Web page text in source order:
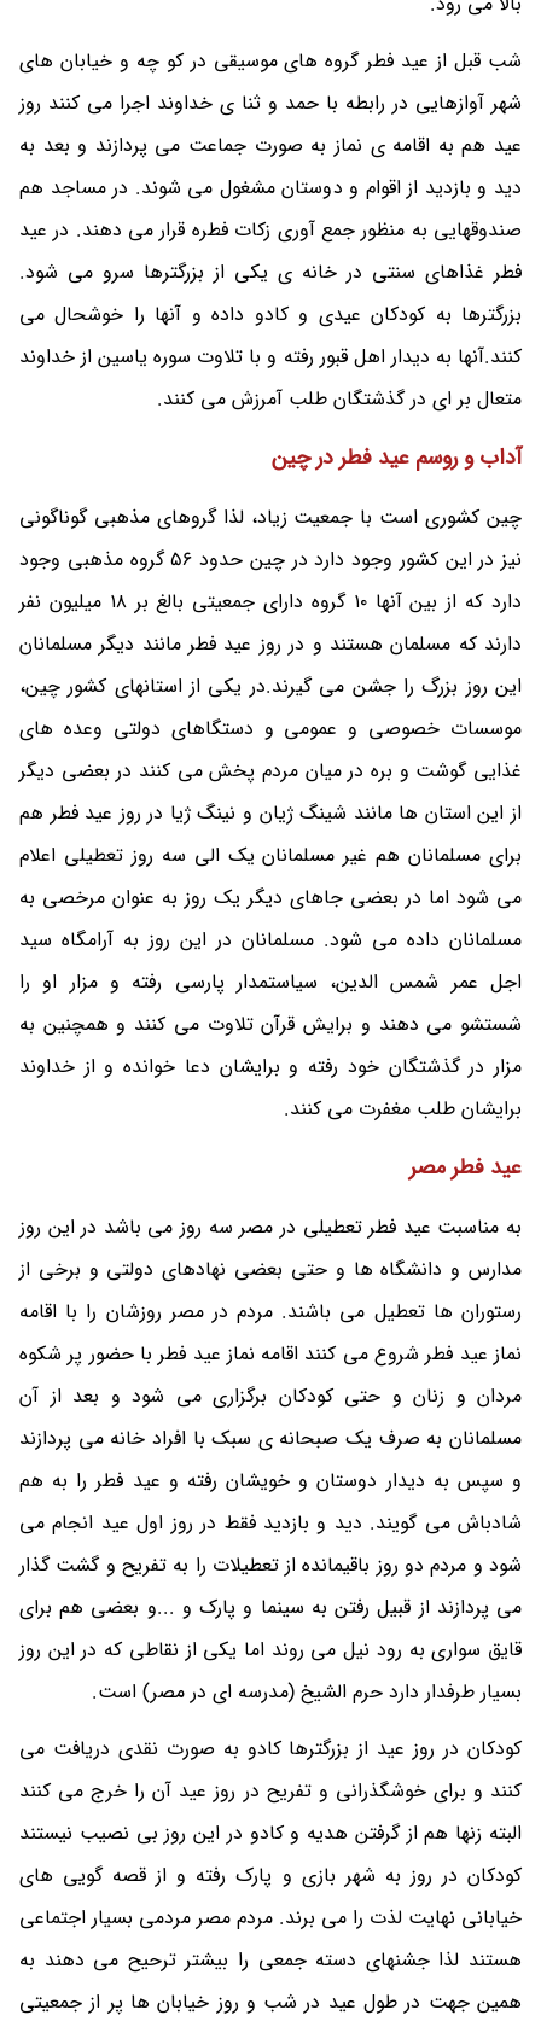
شب قبل از عید فطر گروه های موسیقی در کو چه و خیابان های
شهر آوازهایی در رابطه با حمد و ثنا ی خداوند اجرا می کنند روز
عید هم به اقامه ی نماز به صورت جماعت می پردازند و بعد به
دید و بازدید از اقوام و دوستان مشغول می شوند. در مساجد هم
صندوقهایی به منظور جمع آوری زکات فطره قرار می دهند. در عید
فطر غذاهای سنتی در خانه ی یکی از بزرگترها سرو می شود.
بزرگترها به کودکان عیدی و کادو داده و آنها را خوشحال می
کنند.آنها به دیدار اهل قبور رفته و با تلاوت سوره یاسین از خداوند
متعال بر ای در گذشتگان طلب آمرزش می کنند.
آداب و روسم عید فطر در چین
چین کشوری است با جمعیت زیاد، لذا گروهای مذهبی گوناگونی
نیز در این کشور وجود دارد در چین حدود 56 گروه مذهبی وجود
دارد که از بین آنها ١٠ گروه دارای جمعیتی بالغ بر ١٨ میلیون نفر
دارند که مسلمان هستند و در روز عید فطر مانند دیگر مسلمانان
این روز بزرگ را جشن می گیرند.در یکی از استانهای کشور چین،
موسسات خصوصی و عمومی و دستگاهای دولتی وعده های
غذایی گوشت و بره در میان مردم پخش می کنند در بعضی دیگر
از این استان ها مانند شینگ ژیان و نینگ ژیا در روز عید فطر هم
برای مسلمانان هم غیر مسلمانان یک الی سه روز تعطیلی اعلام
می شود اما در بعضی جاهای دیگر یک روز به عنوان مرخصی به
مسلمانان داده می شود. مسلمانان در این روز به آرامگاه سید
اجل عمر شمس الدین، سیاستمدار پارسی رفته و مزار او را
شستشو می دهند و برایش قرآن تلاوت می کنند و همچنین به
مزار در گذشتگان خود رفته و برایشان دعا خوانده و از خداوند
برایشان طلب مغفرت می کنند.
عید فطر مصر
به مناسبت عید فطر تعطیلی در مصر سه روز می باشد در این روز
مدارس و دانشگاه ها و حتی بعضی نهادهای دولتی و برخی از
رستوران ها تعطیل می باشند. مردم در مصر روزشان را با اقامه
نماز عید فطر شروع می کنند اقامه نماز عید فطر با حضور پر شکوه
مردان و زنان و حتی کودکان برگزاری می شود و بعد از آن
مسلمانان به صرف یک صبحانه ی سبک با افراد خانه می پردازند
و سپس به دیدار دوستان و خویشان رفته و عید فطر را به هم
شادباش می گویند. دید و بازدید فقط در روز اول عید انجام می
شود و مردم دو روز باقیمانده از تعطیلات را به تفریح و گشت گذار
می پردازند از قبیل رفتن به سینما و پارک و ...و بعضی هم برای
قایق سواری به رود نیل می روند اما یکی از نقاطی که در این روز
بسیار طرفدار دارد حرم الشیخ (مدرسه ای در مصر) است.
کودکان در روز عید از بزرگترها کادو به صورت نقدی دریافت می
کنند و برای خوشگذرانی و تفریح در روز عید آن را خرج می کنند
البته زنها هم از گرفتن هدیه و کادو در این روز بی نصیب نیستند
کودکان در روز به شهر بازی و پارک رفته و از قصه گویی های
خیابانی نهایت لذت را می برند. مردم مصر مردمی بسیار اجتماعی
هستند لذا جشنهای دسته جمعی را بیشتر ترحیح می دهند به
همین جهت در طول عید در شب و روز خیابان ها پر از جمعیتی